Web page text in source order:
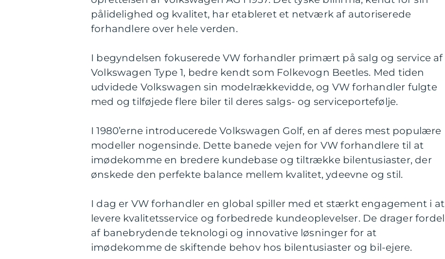
pålidelighed og kvalitet, har etableret et netværk af autoriserede
forhandlere over hele verden.
I begyndelsen fokuserede VW forhandler primært på salg og service af
Volkswagen Type 1, bedre kendt som Folkevogn Beetles. Med tiden
udvidede Volkswagen sin modelrækkevidde, og VW forhandler fulgte
med og tilføjede flere biler til deres salgs- og serviceportefølje.
I 1980’erne introducerede Volkswagen Golf, en af deres mest populære
modeller nogensinde. Dette banede vejen for VW forhandlere til at
imødekomme en bredere kundebase og tiltrække bilentusiaster, der
ønskede den perfekte balance mellem kvalitet, ydeevne og stil.
I dag er VW forhandler en global spiller med et stærkt engagement i at
levere kvalitetsservice og forbedrede kundeoplevelser. De drager fordel
af banebrydende teknologi og innovative løsninger for at
imødekomme de skiftende behov hos bilentusiaster og bil-ejere.